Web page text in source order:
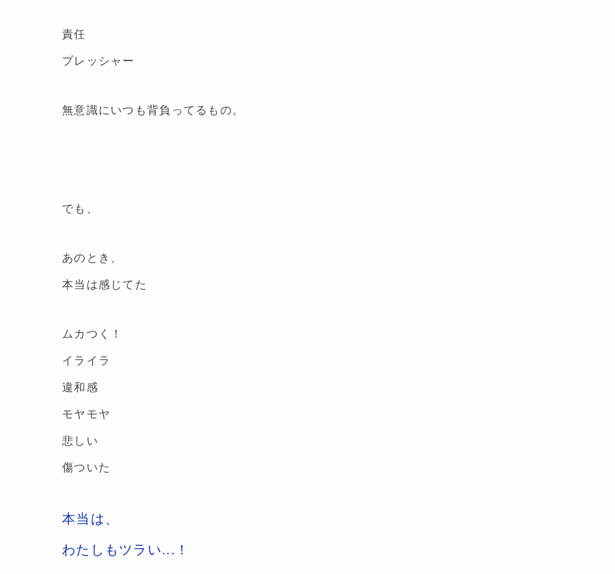
責任
プレッシャー
無意識にいつも背負ってるもの。
でも、
あのとき、
本当は感じてた
ムカつく！
イライラ
違和感
モヤモヤ
悲しい
傷ついた
本当は、
わたしもツラい...！